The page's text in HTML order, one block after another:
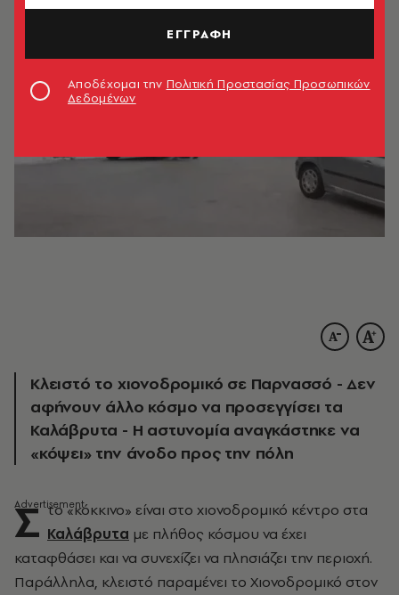
Κλειστό το χιονοδρομικό σε Παρνασσό - Δεν
αφήνουν άλλο κόσμο να προσεγγίσει τα
Καλάβρυτα - Η αστυνομία αναγκάστηκε να
«κόψει» την άνοδο προς την πόλη
Σ το «κόκκινο» είναι στο χιονοδρομικό κέντρο στα
Καλάβρυτα με πλήθος κόσμου να έχει
καταφθάσει και να συνεχίζει να πλησιάζει την περιοχή.
Παράλληλα, κλειστό παραμένει το Χιονοδρομικό στον
ΕΓΓΡΑΦΗ
Αποδέχομαι την Πολιτική Προστασίας Προσωπικών
Δεδομένων